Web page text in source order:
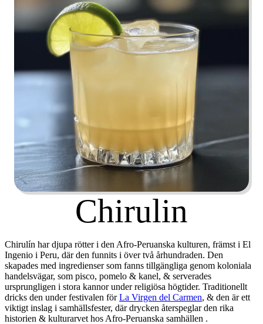
Chirulin
Chirulín har djupa rötter i den Afro-Peruanska kulturen, främst i El
Ingenio i Peru, där den funnits i över två århundraden. Den
skapades med ingredienser som fanns tillgängliga genom koloniala
handelsvägar, som pisco, pomelo & kanel, & serverades
ursprungligen i stora kannor under religiösa högtider. Traditionellt
dricks den under festivalen förLa Virgen del Carmen, & den är ett
viktigt inslag i samhällsfester, där drycken återspeglar den rika
historien & kulturarvet hos Afro-Peruanska samhällen .